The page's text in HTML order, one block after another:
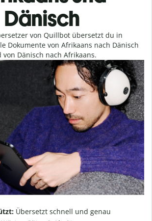
Dänisch
von Quillbot übersetzt du in
Dokumente von Afrikaans nach Dänisch
von Dänisch nach Afrikaans.
Übersetzt schnell und genau